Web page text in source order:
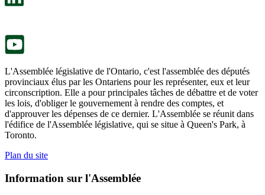
L'Assemblée législative de l'Ontario, c'est l'assemblée des députés
provinciaux élus par les Ontariens pour les représenter, eux et leur
circonscription. Elle a pour principales tâches de débattre et de voter
les lois, d'obliger le gouvernement à rendre des comptes, et
d'approuver les dépenses de ce dernier. L'Assemblée se réunit dans
l'édifice de l'Assemblée législative, qui se situe à Queen's Park, à
Toronto.
Plan du site
Information sur l'Assemblée